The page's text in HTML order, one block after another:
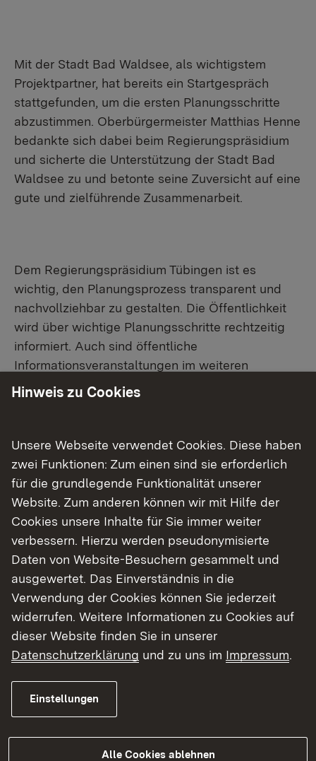
Mit der Stadt Bad Waldsee, als wichtigstem
Projektpartner, hat bereits ein Startgespräch
stattgefunden, um die ersten Planungsschritte
abzustimmen. Oberbürgermeister Matthias Henne
bedankte sich dabei beim Regierungspräsidium
und sicherte die Unterstützung der Stadt Bad
Waldsee zu und betonte seine Zuversicht auf eine
gute und zielführende Zusammenarbeit.
Dem Regierungspräsidium Tübingen ist es
wichtig, den Planungsprozess transparent und
nachvollziehbar zu gestalten. Die Öffentlichkeit
wird über wichtige Planungsschritte rechtzeitig
informiert. Auch sind öffentliche
Informationsveranstaltungen im weiteren
Planungsprozess vorgesehen. Kontinuierliche
https://rp.baden-
wuerttemberg.de/rpt/abteilungen/abteilung-4/b-
30-ortsumgehungen-enzisreute-und-gaisbeuren/
Hintergrundinformationen:
Der Planungsprozess einer Bundesstraße besteht
im Wesentlichen aus den drei Schritten
Vorplanung, Entwurfsplanung und
Genehmigungsplanung. Die einzelnen
Planungsstufen unterscheiden sich hinsichtlich
ihrer Ziele, Inhalte und im Detaillierungsgrad.
Hinweis zu Cookies
Unsere Webseite verwendet Cookies. Diese haben
zwei Funktionen: Zum einen sind sie erforderlich
für die grundlegende Funktionalität unserer
Website. Zum anderen können wir mit Hilfe der
Cookies unsere Inhalte für Sie immer weiter
verbessern. Hierzu werden pseudonymisierte
Daten von Website-Besuchern gesammelt und
ausgewertet. Das Einverständnis in die
Verwendung der Cookies können Sie jederzeit
widerrufen. Weitere Informationen zu Cookies auf
dieser Website finden Sie in unserer
Datenschutzerklärung und zu uns im Impressum.
Einstellungen
Alle Cookies ablehnen